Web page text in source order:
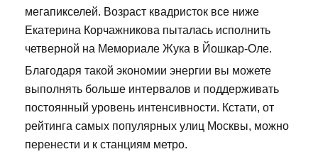
мегапикселей. Возраст квадристок все ниже
Екатерина Корчажникова пыталась исполнить
четверной на Мемориале Жука в Йошкар-Оле.
Благодаря такой экономии энергии вы можете
выполнять больше интервалов и поддерживать
постоянный уровень интенсивности. Кстати, от
рейтинга самых популярных улиц Москвы, можно
перенести и к станциям метро.